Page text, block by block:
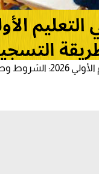
التسجيل